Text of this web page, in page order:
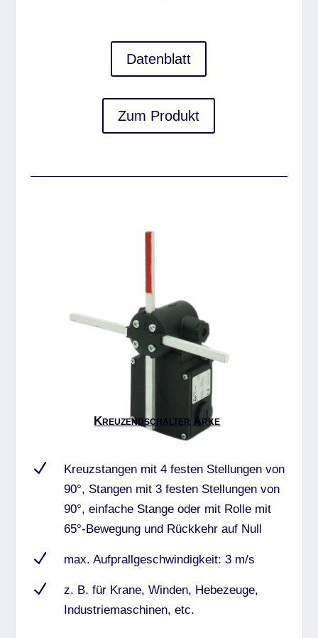
Datenblatt
Zum Produkt
Kreuzendschalter Arke
N
Kreuzstangen mit 4 festen Stellungen von
90°, Stangen mit 3 festen Stellungen von
90°, einfache Stange oder mit Rolle mit
65°-Bewegung und Rückkehr auf Null
N max. Aufprallgeschwindigkeit: 3 m/s
N
z. B. für Krane, Winden, Hebezeuge,
Industriemaschinen, etc.